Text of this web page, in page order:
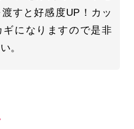
すと好感度UP！カッ
ギになりますので是非
。